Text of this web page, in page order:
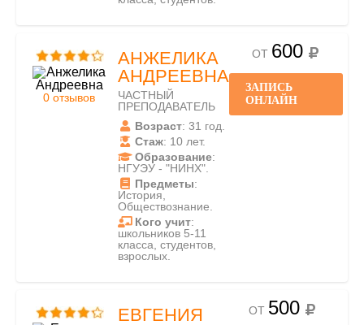
0 отзывов
АНЖЕЛИКА
АНДРЕЕВНА
ЧАСТНЫЙ
ПРЕПОДАВАТЕЛЬ
Возраст: 31 год.
Стаж: 10 лет.
Образование:
НГУЭУ - "НИНХ".
Предметы:
История,
Обществознание.
Кого учит:
школьников 5-11
класса, студентов,
взрослых.
ОТ 600
ЗАПИСЬ
ОНЛАЙН
ЕВГЕНИЯ
ОТ 500